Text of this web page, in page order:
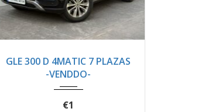
GLE 300 D 4MATIC 7 PLAZAS
-VENDDO-
€1